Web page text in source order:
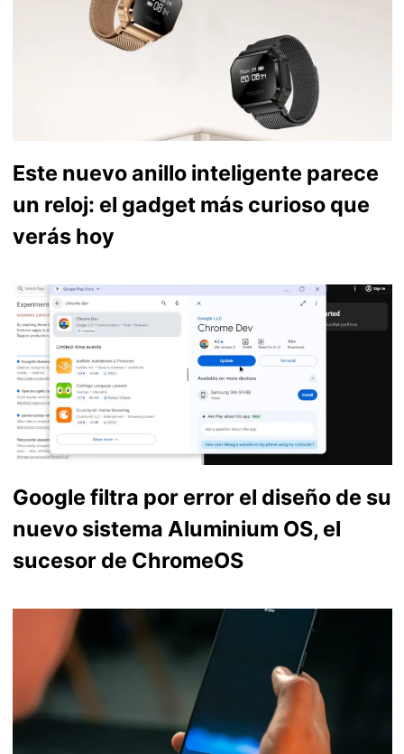
Este nuevo anillo inteligente parece
un reloj: el gadget más curioso que
verás hoy
Google filtra por error el diseño de su
nuevo sistema Aluminium OS, el
sucesor de ChromeOS